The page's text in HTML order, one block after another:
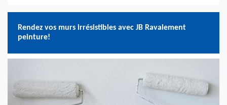
Rendez vos murs irrésistibles avec JB Ravalement
peinture!